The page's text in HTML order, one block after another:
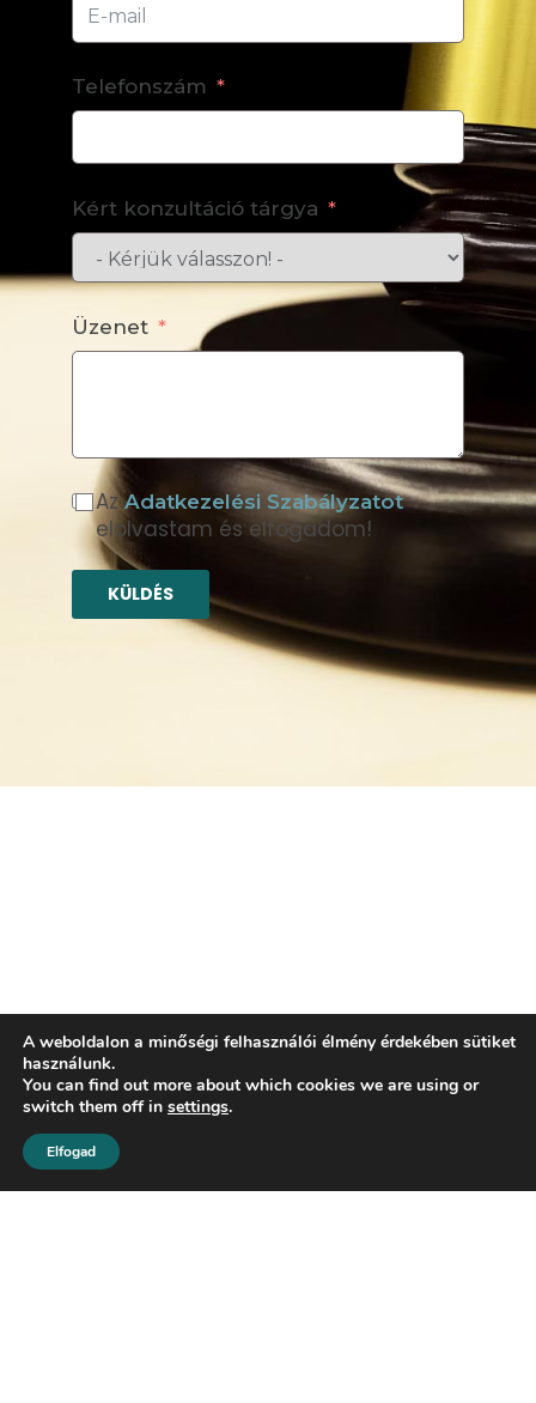
Telefonszám
Kért konzultáció tárgya
Üzenet
AzAdatkezelési Szabályzatot
elolvastam és elfogadom!
KÜLDÉS
A weboldalon a minőségi felhasználói élmény érdekében sütiket
használunk.
You can find out more about which cookies we are using or
switch them off in settings.
Elfogad